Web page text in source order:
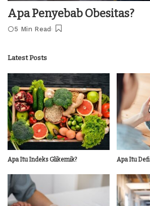
Apa Penyebab Obesitas?
5 Min Read
Latest Posts
Apa Itu Indeks Glikemik? Apa Itu